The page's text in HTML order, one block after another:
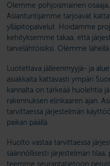
Olemme pohjoismainen
Asiantuntijamme tarjoavat
ylläpitopalvelut. Hoidamme
kehityksemme takaa, että
tarve­lähtöisiksi. Olemme lähellä
Luotettava jälleenmyyjä- ja
asiakkaita kattavasti ympäri
kannalta on tärkeää huolehtia
rakennuksen elinkaaren ajan.
tarvittaessa järjestelmän
paikan päällä.
Huolto vastaa tarvittaessa
säännöllisesti järjestelmän
teemme seurantatietoon